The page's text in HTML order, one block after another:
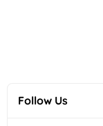
Follow Us